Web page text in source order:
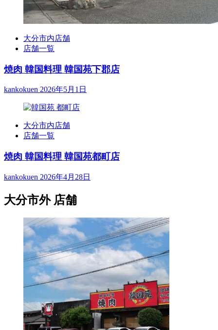
大分市内店舗
店舗一覧
焼肉 韓国料理 韓国苑下郡店
kankokuen 2026年5月1日
大分市内店舗
店舗一覧
焼肉 韓国料理 韓国苑都町店
kankokuen 2026年4月28日
大分市外 店舗